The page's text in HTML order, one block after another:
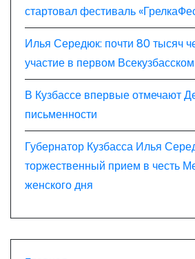
стартовал фестиваль
Илья Середюк: почти 80 тысяч
участие в первом
В Кузбассе впервые отмечают
письменности
Губернатор Кузбасса Илья
торжественный прием в честь
женского дня